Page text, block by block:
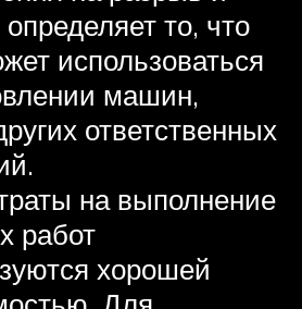
то, что
использоваться
машин,
ответственных
на выполнение
работ
хорошей